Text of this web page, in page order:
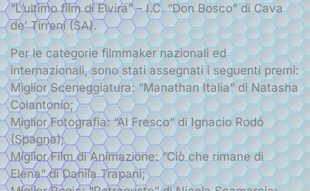
“L’ultimo film di Elvira” – I.C. “Don Bosco” di Cava
de’ Tirreni (SA).
Per le categorie filmmaker nazionali ed
internazionali, sono stati assegnati i seguenti premi:
Miglior Sceneggiatura: “Manathan Italia” di Natasha
Colantonio;
Miglior Fotografia: “Al Fresco” di Ignacio Rodó
(Spagna);
Miglior Film di Animazione: “Ciò che rimane di
Elena” di Danila Trapani;